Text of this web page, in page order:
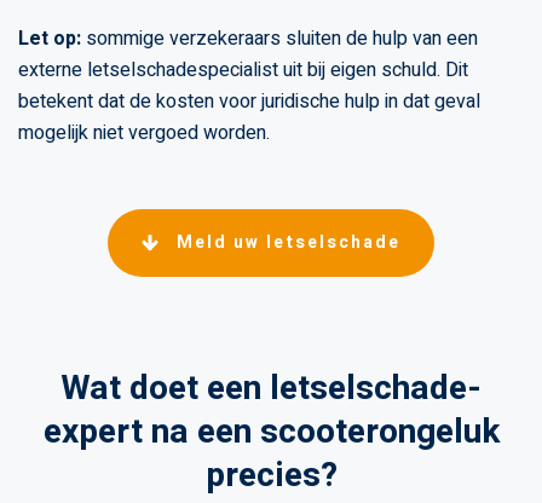
Let op: sommige verzekeraars sluiten de hulp van een
externe letselschadespecialist uit bij eigen schuld. Dit
betekent dat de kosten voor juridische hulp in dat geval
mogelijk niet vergoed worden.
Meld uw letselschade
Wat doet een letselschade-
expert na een scooterongeluk
precies?